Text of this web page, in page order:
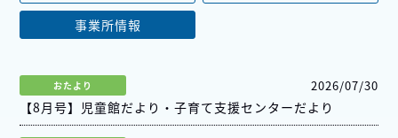
事業所情報
おたより 2026/07/30
【8月号】児童館だより・子育て支援センターだより